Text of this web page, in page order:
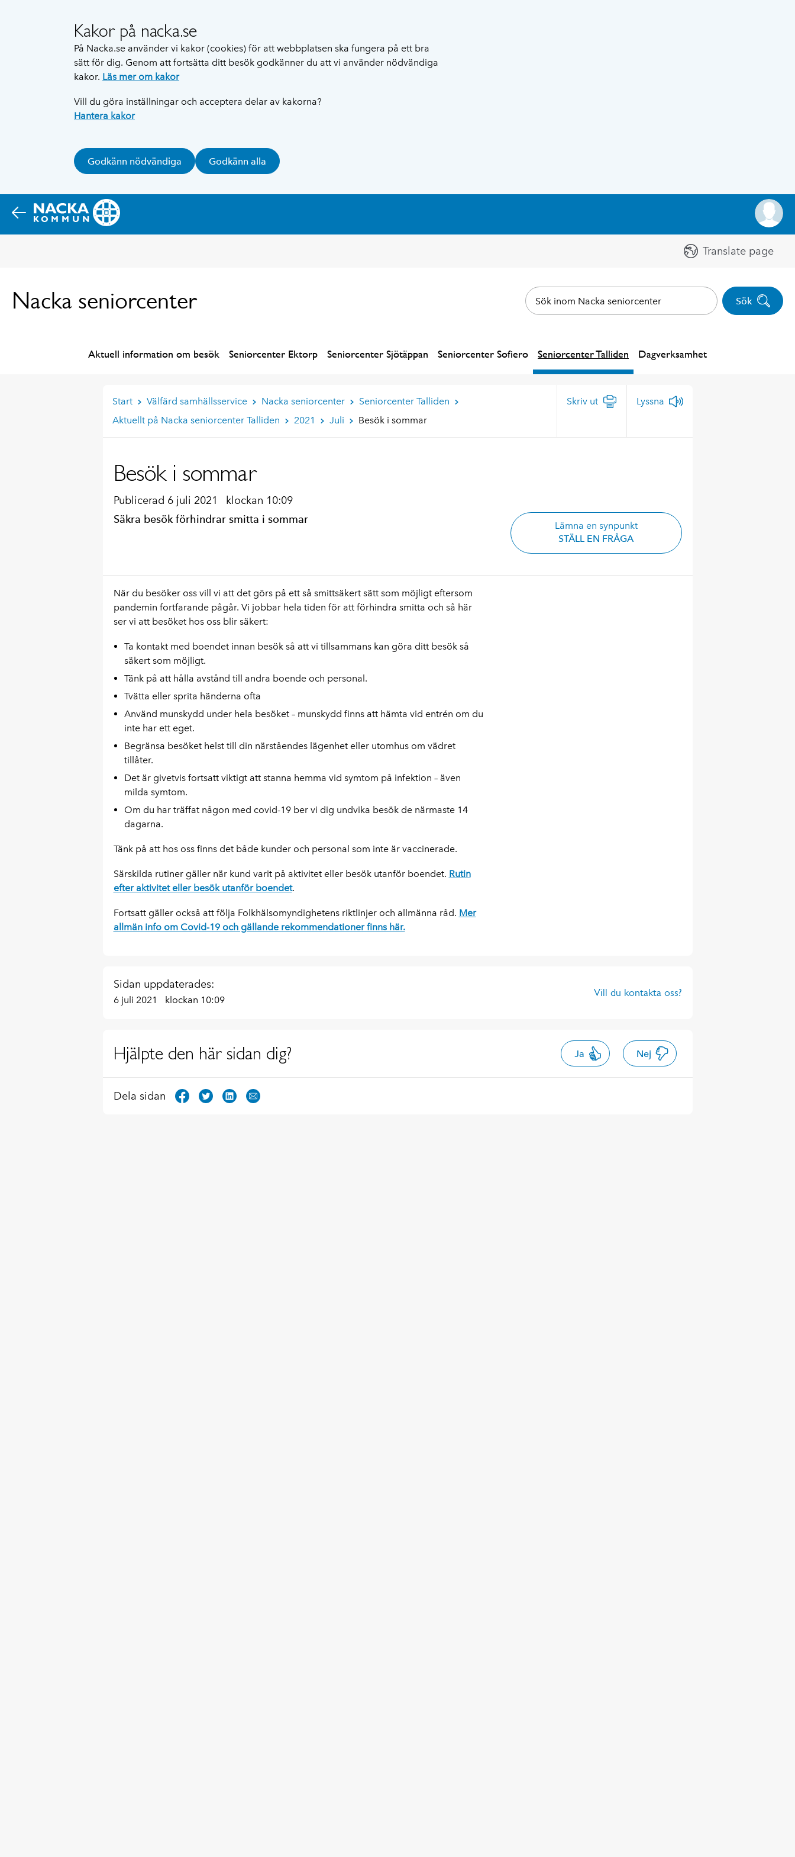
Kakor på nacka.se
På Nacka.se använder vi kakor (cookies) för att webbplatsen ska fungera på ett bra
sätt för dig. Genom att fortsätta ditt besök godkänner du att vi använder nödvändiga
kakor. Läs mer om kakor
Vill du göra inställningar och acceptera delar av kakorna?
Hantera kakor
Godkänn nödvändiga Godkänn alla
Translate page
Nacka seniorcenter Sök
Aktuell information om besök Seniorcenter Ektorp Seniorcenter Sjötäppan Seniorcenter Sofiero Seniorcenter Talliden Dagverksamhet
Start Välfärd samhällsservice Nacka seniorcenter
Seniorcenter Talliden
Aktuellt på Nacka seniorcenter Talliden
2021 Juli Besök i sommar
Skriv ut Lyssna
Besök i sommar
Publicerad 6 juli 2021 klockan 10:09
Säkra besök förhindrar smitta i sommar
Lämna en synpunkt
STÄLL EN FRÅGA
När du besöker oss vill vi att det görs på ett så smittsäkert sätt som möjligt eftersom
pandemin fortfarande pågår. Vi jobbar hela tiden för att förhindra smitta och så här
ser vi att besöket hos oss blir säkert:
Ta kontakt med boendet innan besök så att vi tillsammans kan göra ditt besök så
säkert som möjligt.
Tänk på att hålla avstånd till andra boende och personal.
Tvätta eller sprita händerna ofta
Använd munskydd under hela besöket – munskydd finns att hämta vid entrén om du
inte har ett eget.
Begränsa besöket helst till din närståendes lägenhet eller utomhus om vädret
tillåter.
Det är givetvis fortsatt viktigt att stanna hemma vid symtom på infektion – även
milda symtom.
Om du har träffat någon med covid-19 ber vi dig undvika besök de närmaste 14
dagarna.
Tänk på att hos oss finns det både kunder och personal som inte är vaccinerade.
Särskilda rutiner gäller när kund varit på aktivitet eller besök utanför boendet. Rutin
efter aktivitet eller besök utanför boendet.
Fortsatt gäller också att följa Folkhälsomyndighetens riktlinjer och allmänna råd. Mer
allmän info om Covid-19 och gällande rekommendationer finns här.
Sidan uppdaterades:
6 juli 2021 klockan 10:09
Vill du kontakta oss?
Hjälpte den här sidan dig? Ja Nej
Dela sidan